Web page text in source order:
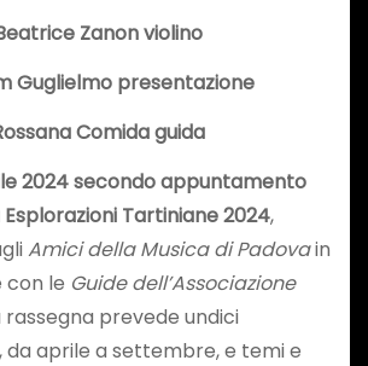
Zanon violino
Guglielmo presentazione
Comida guida
2024 secondo appuntamento
Tartiniane 2024,
Amici della Musica di Padovain
con le Guide dell’Associazione
rassegna prevede undici
aprile a settembre, e temi e